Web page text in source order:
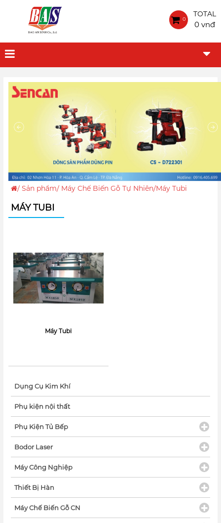
0
TOTAL
0 vnđ
/ Sản phẩm/ Máy Chế Biến Gỗ Tự Nhiên/Máy Tubi
MÁY TUBI
Máy Tubi
Dụng Cụ Kim Khí
Phụ kiện nội thất
Phụ Kiện Tủ Bếp
Bodor Laser
Máy Công Nghiệp
Thiết Bị Hàn
Máy Chế Biến Gỗ CN